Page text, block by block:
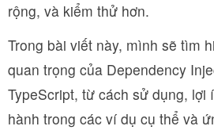
rộng, và kiểm thử hơn.
Trong bài viết này, mình sẽ tìm
quan trọng của Dependency
TypeScript, từ cách sử dụng, lợi
hành trong các ví dụ cụ thể và